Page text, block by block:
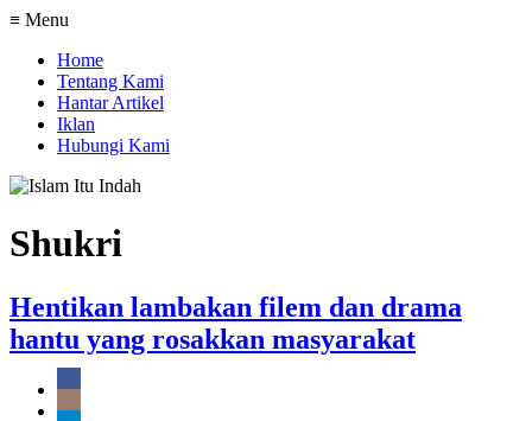
≡ Menu
Home
Tentang Kami
Hantar Artikel
Iklan
Hubungi Kami
Shukri
Hentikan lambakan filem dan drama
hantu yang rosakkan masyarakat